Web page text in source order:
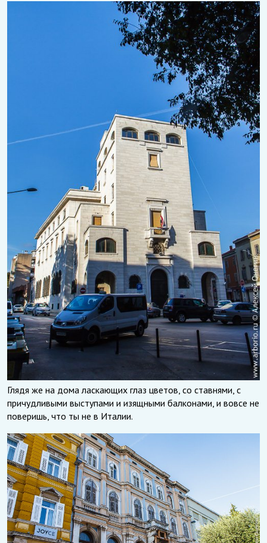
Глядя же на дома ласкающих глаз цветов, со ставнями, с
причудливыми выступами и изящными балконами, и вовсе не
поверишь, что ты не в Италии.